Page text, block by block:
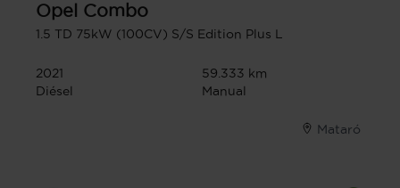
Opel Combo
1.5 TD 75kW (100CV) S/S Edition Plus L
2021
59.333 km
Diésel
Manual
Mataró